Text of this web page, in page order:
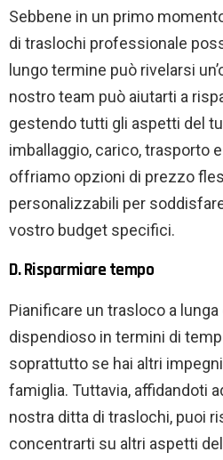
Sebbene in un primo
di traslochi professionale
lungo termine può rivelarsi
nostro team può aiutarti a
gestendo tutti gli aspetti del
imballaggio, carico, trasporto
offriamo opzioni di prezzo
personalizzabili per
vostro budget specifici.
D. Risparmiare tempo
Pianificare un trasloco a
dispendioso in termini di
soprattutto se hai altri
famiglia. Tuttavia, affidandoti
nostra ditta di traslochi, puoi
concentrarti su altri aspetti